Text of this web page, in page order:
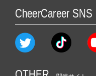
CheerCareer SNS